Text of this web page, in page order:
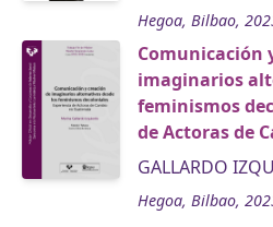
Hegoa, Bilbao,
Comunicación
imaginarios
feminismos
de Actoras de
GALLARDO
Hegoa, Bilbao,